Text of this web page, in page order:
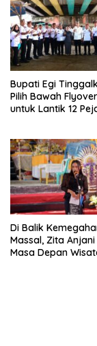
Bupati Egi
Pilih Bawah
untuk Lantik 12
Di Balik
Massal, Zita
Masa Depan